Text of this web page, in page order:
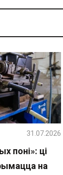
поні»: ці
на
31.07.2026